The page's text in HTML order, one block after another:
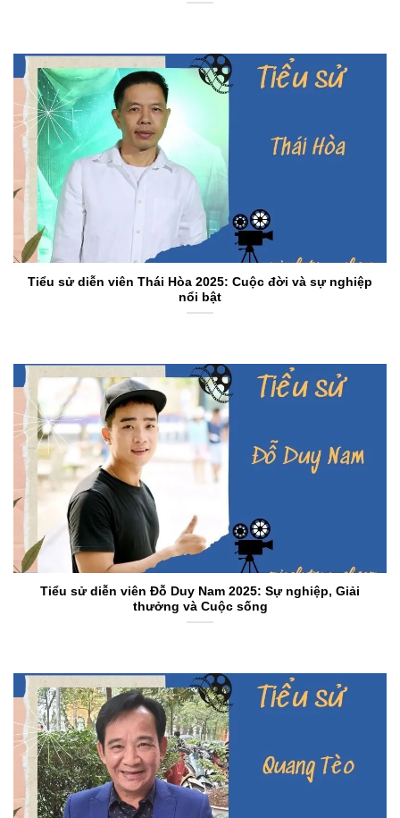
Tiểu sử diễn viên Thái Hòa 2025: Cuộc đời và sự nghiệp
nổi bật
Tiểu sử diễn viên Đỗ Duy Nam 2025: Sự nghiệp, Giải
thưởng và Cuộc sống